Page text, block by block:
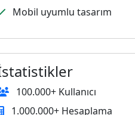
Mobil uyumlu tasarım
100.000+ Kullanıcı
1.000.000+ Hesaplama